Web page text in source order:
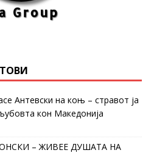
Антевски на коњ – стравот ја
кон Македонија
– ЖИВЕЕ ДУШАТА НА